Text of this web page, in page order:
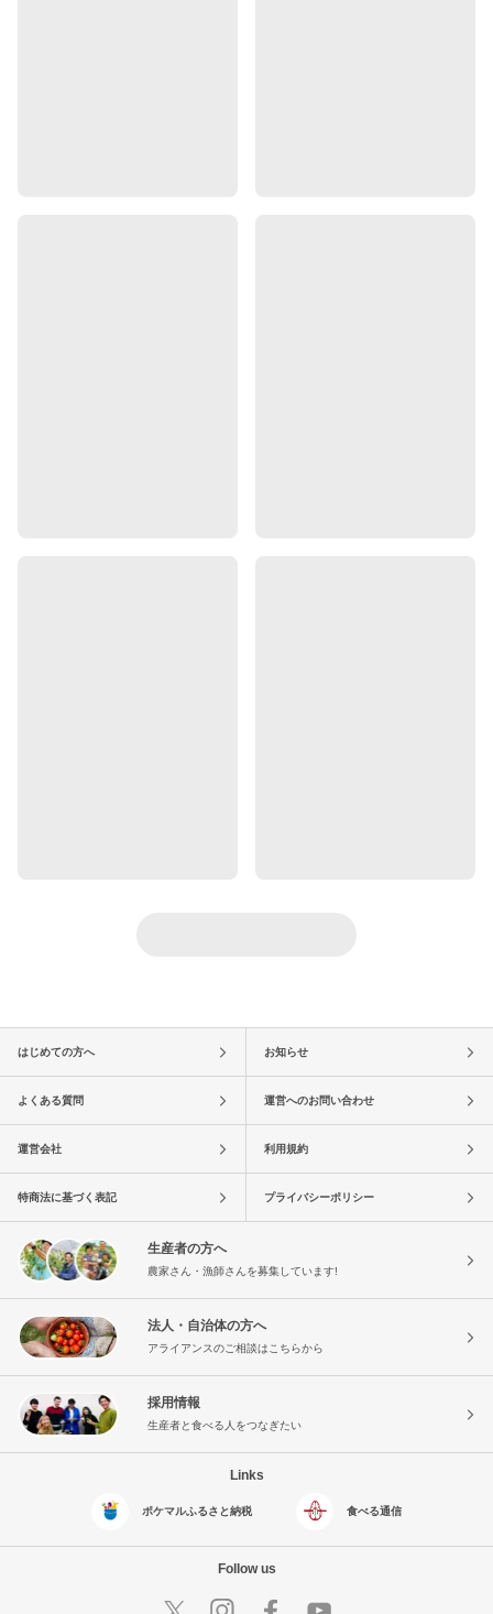
はじめての方へ お知らせ
よくある質問 運営へのお問い合わせ
運営会社 利用規約
特商法に基づく表記 プライバシーポリシー
生産者の方へ
農家さん・漁師さんを募集しています!
法人・自治体の方へ
アライアンスのご相談はこちらから
採用情報
生産者と食べる人をつなぎたい
Links
ポケマルふるさと納税 食べる通信
Follow us